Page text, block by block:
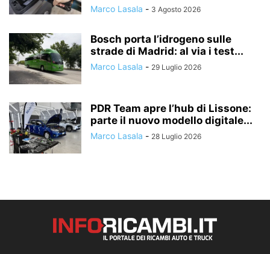
Marco Lasala - 3 Agosto 2026
Bosch porta l’idrogeno sulle
strade di Madrid: al via i test...
Marco Lasala - 29 Luglio 2026
PDR Team apre l’hub di Lissone:
parte il nuovo modello digitale...
Marco Lasala - 28 Luglio 2026